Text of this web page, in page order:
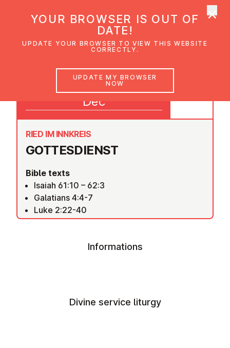
GOTTES­DI­ENST
RIED IM INNKREIS
Bible texts
Isaiah 61:10 – 62:3
Galatians 4:4-7
Luke 2:22-40
27
Dec
Informations
Divine service liturgy
YOUR BROWSER IS OUT OF
DATE!
UPDATE YOUR BROWSER TO VIEW THIS WEBSITE
CORRECTLY.
UPDATE MY BROWSER
NOW
×